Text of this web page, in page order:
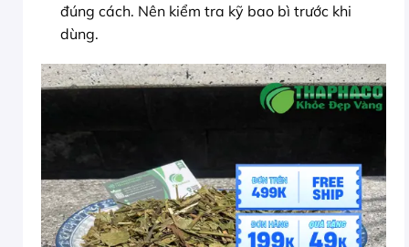
đúng cách. Nên kiểm tra kỹ bao bì trước khi
dùng.